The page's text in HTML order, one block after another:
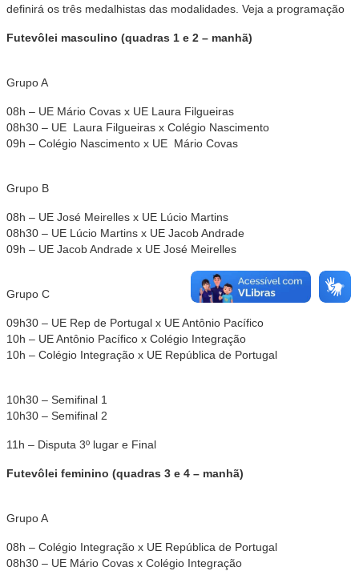
definirá os três medalhistas das modalidades. Veja a programação
Futevôlei masculino (quadras 1 e 2 – manhã)
Grupo A
08h – UE Mário Covas x UE Laura Filgueiras
08h30 – UE Laura Filgueiras x Colégio Nascimento
09h – Colégio Nascimento x UE Mário Covas
Grupo B
08h – UE José Meirelles x UE Lúcio Martins
08h30 – UE Lúcio Martins x UE Jacob Andrade
09h – UE Jacob Andrade x UE José Meirelles
Grupo C
09h30 – UE Rep de Portugal x UE Antônio Pacífico
10h – UE Antônio Pacífico x Colégio Integração
10h – Colégio Integração x UE República de Portugal
10h30 – Semifinal 1
10h30 – Semifinal 2
11h – Disputa 3º lugar e Final
Futevôlei feminino (quadras 3 e 4 – manhã)
Grupo A
08h – Colégio Integração x UE República de Portugal
08h30 – UE Mário Covas x Colégio Integração